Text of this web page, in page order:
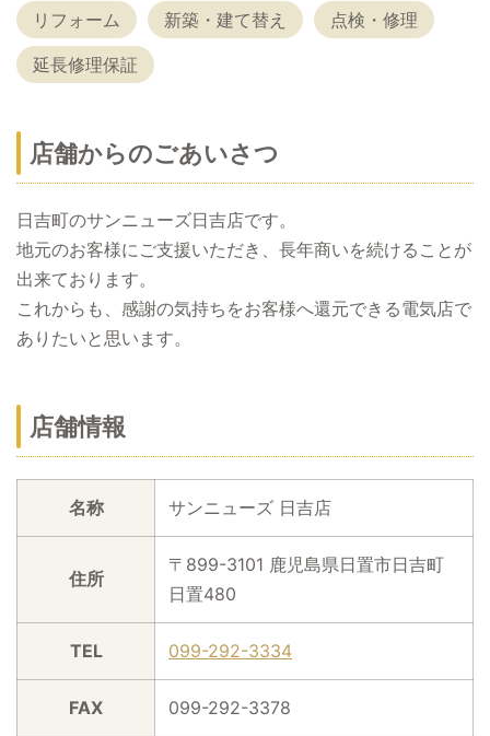
リフォーム 新築・建て替え 点検・修理
延長修理保証
店舗からのごあいさつ
日吉町のサンニューズ日吉店です。
地元のお客様にご支援いただき、長年商いを続けることが
出来ております。
これからも、感謝の気持ちをお客様へ還元できる電気店で
ありたいと思います。
店舗情報
名称 サンニューズ 日吉店
住所
〒899-3101 鹿児島県日置市日吉町
日置480
TEL 099-292-3334
FAX 099-292-3378